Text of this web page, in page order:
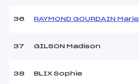
36 RAYMOND GOURDAIN Marie
37 GILSON Madison
38 BLIX Sophie